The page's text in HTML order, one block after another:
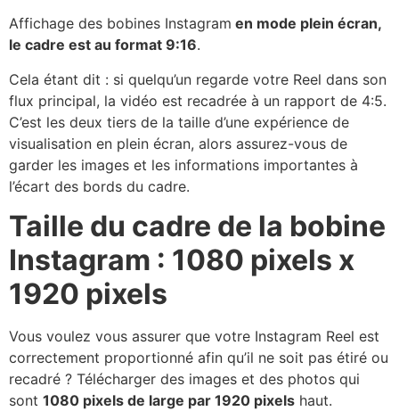
Affichage des bobines Instagram en mode plein écran,
le cadre est au format 9:16.
Cela étant dit : si quelqu’un regarde votre Reel dans son
flux principal, la vidéo est recadrée à un rapport de 4:5.
C’est les deux tiers de la taille d’une expérience de
visualisation en plein écran, alors assurez-vous de
garder les images et les informations importantes à
l’écart des bords du cadre.
Taille du cadre de la bobine
Instagram : 1080 pixels x
1920 pixels
Vous voulez vous assurer que votre Instagram Reel est
correctement proportionné afin qu’il ne soit pas étiré ou
recadré ? Télécharger des images et des photos qui
sont 1080 pixels de large par 1920 pixels haut.